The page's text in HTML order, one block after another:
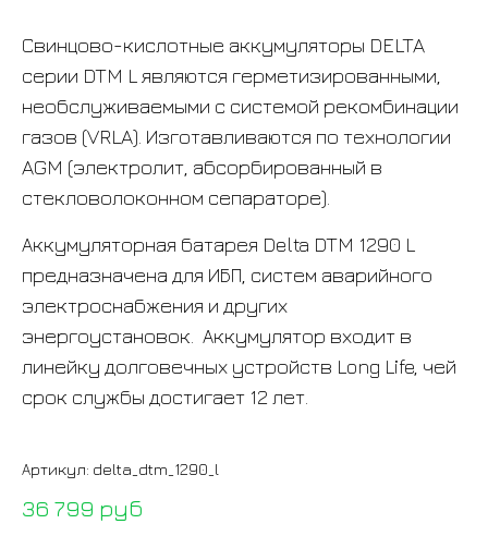
Свинцово-кислотные аккумуляторы DELTA
серии DTM L являются герметизированными,
необслуживаемыми с системой рекомбинации
газов (VRLA). Изготавливаются по технологии
AGM (электролит, абсорбированный в
стекловолоконном сепараторе).
Аккумуляторная батарея Delta DTM 1290 L
предназначена для ИБП, систем аварийного
электроснабжения и других
энергоустановок. Аккумулятор входит в
линейку долговечных устройств Long Life, чей
срок службы достигает 12 лет.
Артикул: delta_dtm_1290_l
36 799 руб